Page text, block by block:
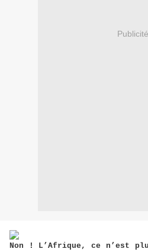
Publicité
Non ! L’Afrique, ce n’est